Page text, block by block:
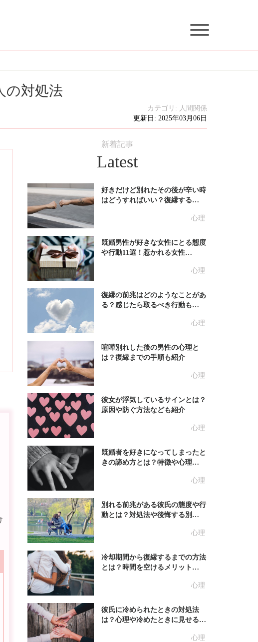
の対処法
カテゴリ: 人間関係
更新日: 2025年03月06日
新着記事
Latest
心理
好きだけど別れたその後が辛い時
はどうすればいい？復縁する…
心理
既婚男性が好きな女性にとる態度
や行動11選！惹かれる女性…
心理
復縁の前兆はどのようなことがあ
る？感じたら取るべき行動も…
心理
喧嘩別れした後の男性の心理と
は？復縁までの手順も紹介
心理
彼女が浮気しているサインとは？
原因や防ぐ方法なども紹介
心理
既婚者を好きになってしまったと
きの諦め方とは？特徴や心理…
心理
別れる前兆がある彼氏の態度や行
動とは？対処法や後悔する別…
心理
冷却期間から復縁するまでの方法
とは？時間を空けるメリット…
心理
彼氏に冷められたときの対処法
は？心理や冷めたときに見せる…